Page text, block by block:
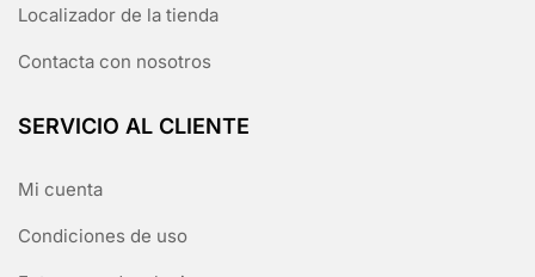
Localizador de la tienda
Contacta con nosotros
SERVICIO AL CLIENTE
Mi cuenta
Condiciones de uso